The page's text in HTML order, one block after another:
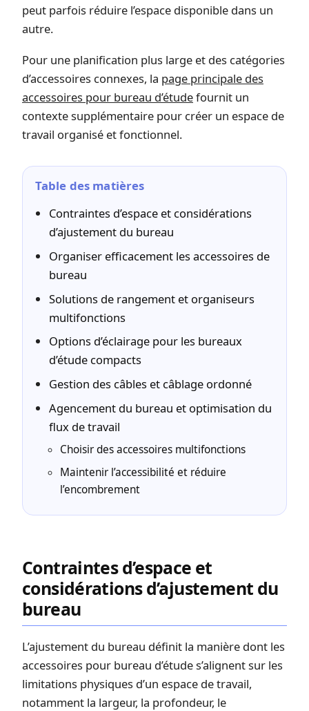
peut parfois réduire l’espace disponible dans un
autre.
Pour une planification plus large et des catégories
d’accessoires connexes, la page principale des
accessoires pour bureau d’étudefournit un
contexte supplémentaire pour créer un espace de
travail organisé et fonctionnel.
Table des matières
Contraintes d’espace et considérations
d’ajustement du bureau
Organiser efficacement les accessoires de
bureau
Solutions de rangement et organiseurs
multifonctions
Options d’éclairage pour les bureaux
d’étude compacts
Gestion des câbles et câblage ordonné
Agencement du bureau et optimisation du
flux de travail
Choisir des accessoires multifonctions
Maintenir l’accessibilité et réduire
l’encombrement
Contraintes d’espace et
considérations d’ajustement du
bureau
L’ajustement du bureau définit la manière dont les
accessoires pour bureau d’étude s’alignent sur les
limitations physiques d’un espace de travail,
notamment la largeur, la profondeur, le